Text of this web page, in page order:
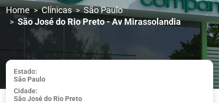
Home Clínicas
São Paulo
São José do Rio Preto - Av Mirassolandia
Usar minha
localização
Estado:
São Paulo
Cidade:
São José do Rio Preto